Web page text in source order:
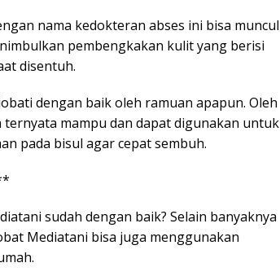
nama kedokteran abses ini bisa muncul
pembengkakan kulit yang berisi
disentuh.
dengan baik oleh ramuan apapun. Oleh
mampu dan dapat digunakan untuk
pada bisul agar cepat sembuh.
sudah dengan baik? Selain banyaknya
Mediatani bisa juga menggunakan